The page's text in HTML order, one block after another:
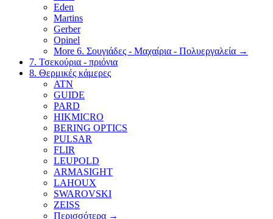
Eden
Martins
Gerber
Opinel
More 6. Σουγιάδες - Μαχαίρια - Πολυεργαλεία →
7. Τσεκούρια - πριόνια
8. Θερμικές κάμερες
ATN
GUIDE
PARD
HIKMICRO
BERING OPTICS
PULSAR
FLIR
LEUPOLD
ARMASIGHT
LAHOUX
SWAROVSKI
ZEISS
Περισσότερα →